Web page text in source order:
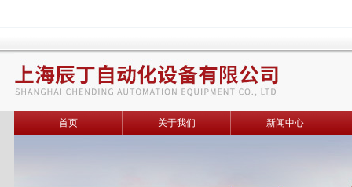
首页 关于我们 新闻中心